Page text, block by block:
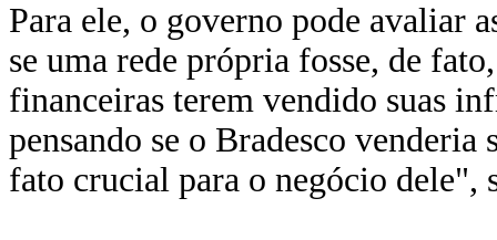
Para ele, o governo pode avaliar
se uma rede própria fosse, de
financeiras terem vendido suas
pensando se o Bradesco venderia
fato crucial para o negócio dele",